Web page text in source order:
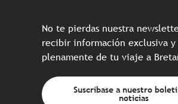
No te pierdas nuestra
recibir información exclusiva
plenamente de tu viaje a
Suscríbase a nuestro
noticias